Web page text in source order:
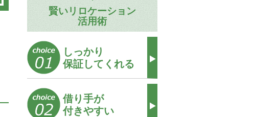
賢いリロケーション
活用術
しっかり
保証してくれる
借り手が
付きやすい